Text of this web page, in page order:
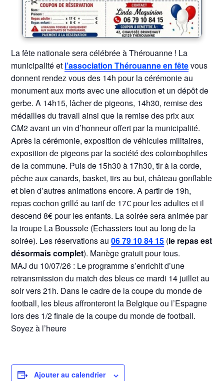
La fête nationale sera célébrée à Thérouanne ! La
municipalité et l’association Thérouanne en fêtevous
donnent rendez vous des 14h pour la cérémonie au
monument aux morts avec une allocution et un dépôt de
gerbe. A 14h15, lâcher de pigeons, 14h30, remise des
médailles du travail ainsi que la remise des prix aux
CM2 avant un vin d’honneur offert par la municipalité.
Après la cérémonie, exposition de véhicules militaires,
exposition de pigeons par la société des colombophiles
de la commune. Puis de 15h30 à 17h30, tir à la corde,
pêche aux canards, basket, tirs au but, château gonflable
et bien d’autres animations encore. A partir de 19h,
repas cochon grillé au tarif de 17€ pour les adultes et il
descend 8€ pour les enfants. La soirée sera animée par
la troupe La Boussole (Echassiers tout au long de la
soirée). Les réservations au06 79 10 84 15 (le repas est
désormais complet). Manège gratuit pour tous.
MAJ du 10/07/26 : Le programme s’enrichit d’une
retransmission du match des bleus ce mardi 14 juillet au
soir vers 21h. Dans le cadre de la coupe du monde de
football, les bleus affronteront la Belgique ou l’Espagne
lors des 1/2 finale de la coupe du monde de football.
Soyez à l’heure
Ajouter au calendrier